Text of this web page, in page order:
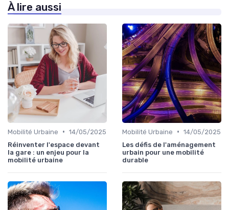
À lire aussi
Mobilité Urbaine • 14/05/2025
Réinventer l'espace devant
la gare : un enjeu pour la
mobilité urbaine
Mobilité Urbaine • 14/05/2025
Les défis de l'aménagement
urbain pour une mobilité
durable